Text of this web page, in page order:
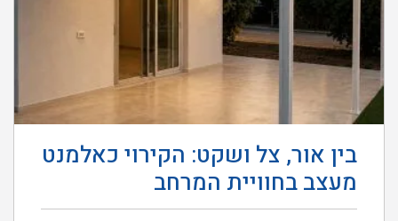
בין אור, צל ושקט: הקירוי כאלמנט
מעצב בחוויית המרחב